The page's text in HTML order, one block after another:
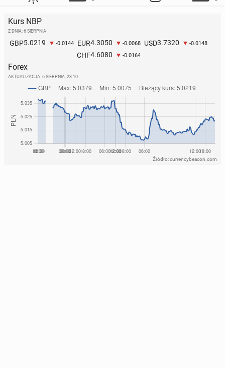
Kurs NBP
Z DNIA: 6 SIERPNIA
GBP5.0219 -0.0144 EUR4.3050 -0.0068 USD3.7320 -0.0148
CHF4.6080 -0.0164
Forex
AKTUALIZACJA: 6 SIERPNIA, 23:10
Źródło: currencybeacon.com